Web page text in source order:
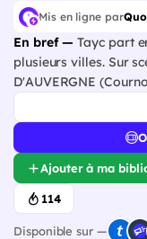
Mis en ligne par
En bref — Tayc part
plusieurs villes. Sur
D'AUVERGNE
Ajouter à ma
114
Disponible sur —